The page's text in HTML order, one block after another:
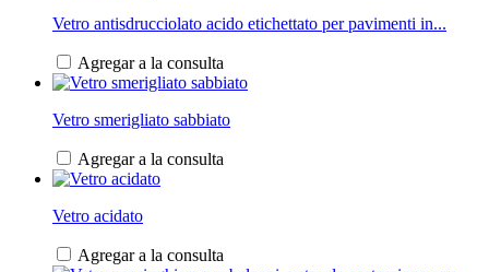
Vetro antisdrucciolato acido etichettato per pavimenti in...
Agregar a la consulta
Vetro smerigliato sabbiato
Agregar a la consulta
Vetro acidato
Agregar a la consulta